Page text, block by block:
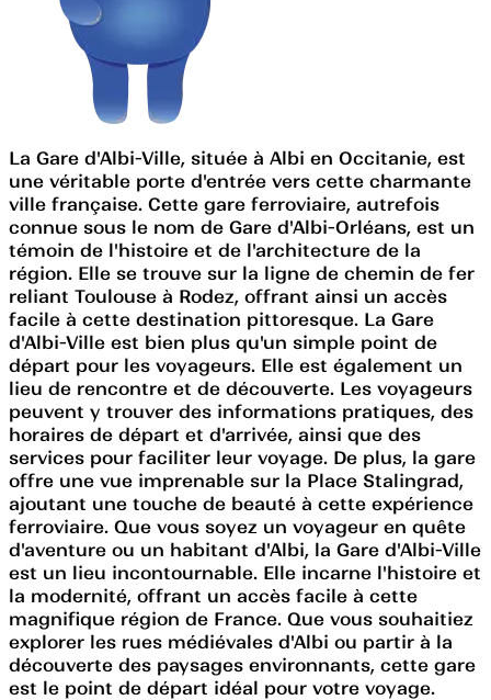
La Gare d'Albi-Ville, située à Albi en Occitanie, est
une véritable porte d'entrée vers cette charmante
ville française. Cette gare ferroviaire, autrefois
connue sous le nom de Gare d'Albi-Orléans, est un
témoin de l'histoire et de l'architecture de la
région. Elle se trouve sur la ligne de chemin de fer
reliant Toulouse à Rodez, offrant ainsi un accès
facile à cette destination pittoresque. La Gare
d'Albi-Ville est bien plus qu'un simple point de
départ pour les voyageurs. Elle est également un
lieu de rencontre et de découverte. Les voyageurs
peuvent y trouver des informations pratiques, des
horaires de départ et d'arrivée, ainsi que des
services pour faciliter leur voyage. De plus, la gare
offre une vue imprenable sur la Place Stalingrad,
ajoutant une touche de beauté à cette expérience
ferroviaire. Que vous soyez un voyageur en quête
d'aventure ou un habitant d'Albi, la Gare d'Albi-Ville
est un lieu incontournable. Elle incarne l'histoire et
la modernité, offrant un accès facile à cette
magnifique région de France. Que vous souhaitiez
explorer les rues médiévales d'Albi ou partir à la
découverte des paysages environnants, cette gare
est le point de départ idéal pour votre voyage.